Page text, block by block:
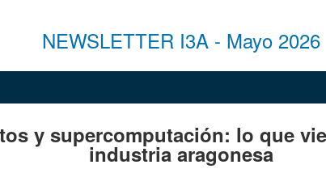
NEWSLETTER I3A - Mayo 2026
y supercomputación: lo que
industria aragonesa